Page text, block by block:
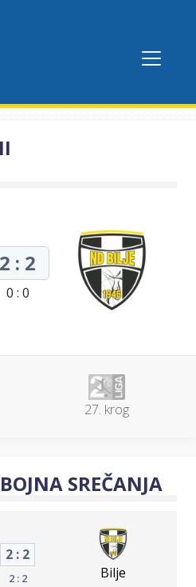
2 : 2
0 : 0
27. krog
SREČANJA
2 : 2
2 : 2 Bilje